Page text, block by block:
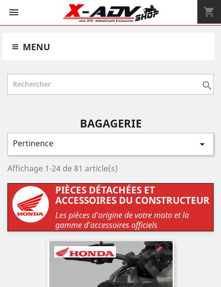
 shopping_cart
MENU

BAGAGERIE
Pertinence 
Affichage 1-24 de 81 article(s)
PIÈCES DÉTACHÉES ET
ACCESSOIRES DU CONSTRUCTEUR
Les pièces d'origine de votre moto et la
gamme d'accessoires officiels